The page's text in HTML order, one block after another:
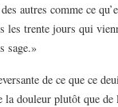
autres comme ce
les trente jours qui
sage.»
de ce que ce
douleur plutôt que de